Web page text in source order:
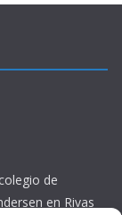
de
en Rivas